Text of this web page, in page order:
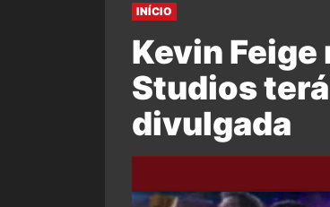
INÍCIO
Kevin
Studios
divulgada